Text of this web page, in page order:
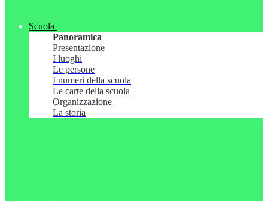
Scuola
Panoramica
Presentazione
I luoghi
Le persone
I numeri della scuola
Le carte della scuola
Organizzazione
La storia